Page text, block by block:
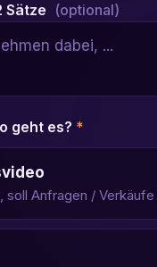
Sätze (optional)
geht es? *
soll Anfragen /